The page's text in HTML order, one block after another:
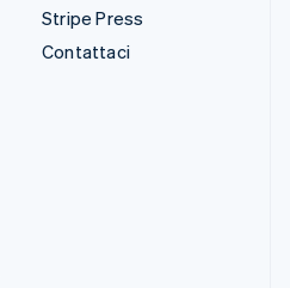
Stripe Press
Contattaci